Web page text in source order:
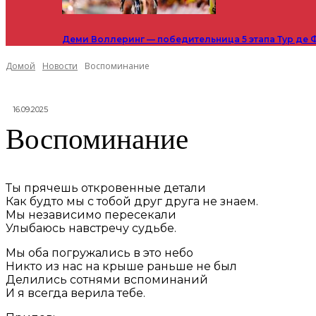
Деми Воллеринг — победительница 5 этапа Тур
Домой Новости Воспоминание
16.09.2025
Воспоминание
Ты прячешь откровенные детали
Как будто мы с тобой друг друга не знаем.
Мы независимо пересекали
Улыбаюсь навстречу судьбе.
Мы оба погружались в это небо
Никто из нас на крыше раньше не был
Делились сотнями вспоминаний
И я всегда верила тебе.